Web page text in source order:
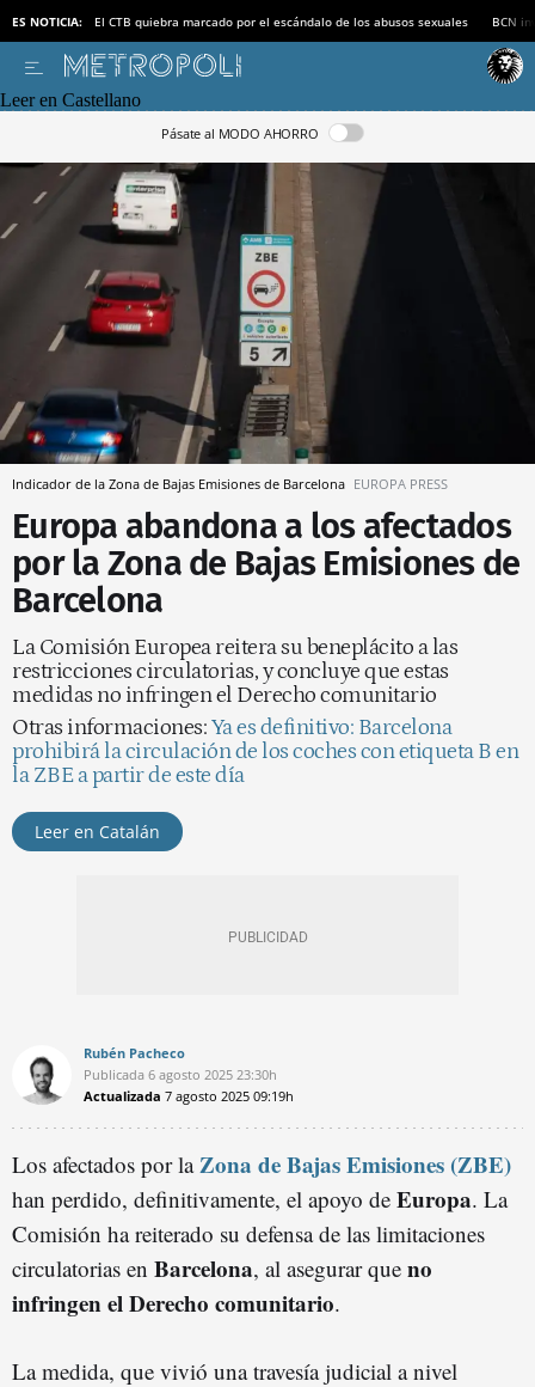
ES NOTICIA: El CTB quiebra marcado por el escándalo de los abusos sexuales BCN
Leer en Castellano
Pásate al MODO AHORRO
Indicador de la Zona de Bajas Emisiones de Barcelona EUROPA PRESS
Europa abandona a los afectados
por la Zona de Bajas Emisiones de
Barcelona
La Comisión Europea reitera su beneplácito a las
restricciones circulatorias, y concluye que estas
medidas no infringen el Derecho comunitario
Otras informaciones:Ya es definitivo: Barcelona
prohibirá la circulación de los coches con etiqueta B en
la ZBE a partir de este día
Leer en Catalán
Rubén Pacheco
Publicada 6 agosto 2025 23:30h
Actualizada 7 agosto 2025 09:19h
Los afectados por laZona de Bajas Emisiones (ZBE)
han perdido, definitivamente, el apoyo de Europa. La
Comisión ha reiterado su defensa de las limitaciones
circulatorias en Barcelona, al asegurar que no
infringen el Derecho comunitario.
La medida, que vivió una travesía judicial a nivel